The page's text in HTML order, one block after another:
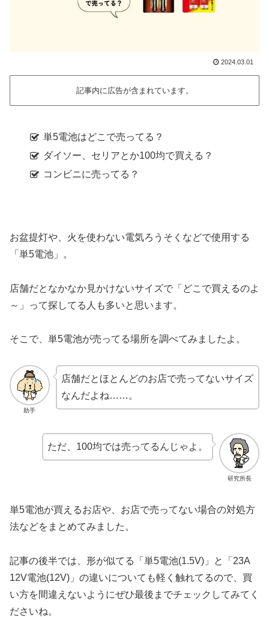
2024.03.01
記事内に広告が含まれています。
単5電池はどこで売ってる？
ダイソー、セリアとか100均で買える？
コンビニに売ってる？
お盆提灯や、火を使わない電気ろうそくなどで使用する
「単5電池」。
店舗だとなかなか見かけないサイズで「どこで買えるのよ
～」って探してる人も多いと思います。
そこで、単5電池が売ってる場所を調べてみましたよ。
助手
店舗だとほとんどのお店で売ってないサイズ
なんだよね……。
研究所長
ただ、100均では売ってるんじゃよ。
単5電池が買えるお店や、お店で売ってない場合の対処方
法などをまとめてみました。
記事の後半では、形が似てる「単5電池(1.5V)」と「23A
12V電池(12V)」の違いについても軽く触れてるので、買
い方を間違えないようにぜひ最後までチェックしてみてく
ださいね。